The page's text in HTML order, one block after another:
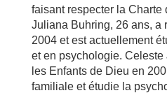
faisant respecter la Charte
Juliana Buhring, 26 ans, a
2004 et est actuellement
et en psychologie. Celeste
les Enfants de Dieu en
familiale et étudie la